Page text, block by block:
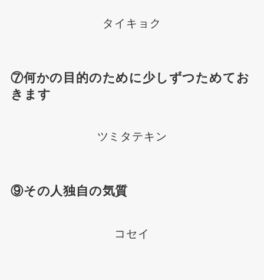
タイキョク
⑦何かの目的のために少しずつためてお
きます
ツミタテキン
⑨その人独自の気質
コセイ